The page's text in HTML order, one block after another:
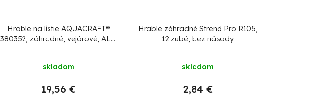
Hrable na lístie AQUACRAFT®
380352, záhradné, vejárové, ALU
skladom
19,56 €
Hrable záhradné Strend Pro R105,
12 zubé, bez násady
skladom
2,84 €